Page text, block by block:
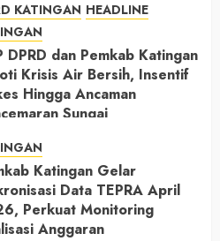
KATINGAN HEADLINE
DPRD dan Pemkab Katingan
Krisis Air Bersih, Insentif
Hingga Ancaman
Sungai
Katingan Gelar
Data TEPRA April
Perkuat Monitoring
Anggaran